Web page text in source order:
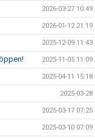
2026-03-27 10:49
2026-01-12 21:19
2025-12-09 11:43
2025-11-05 11:09
2025-04-11 15:18
2025-03-28
2025-03-17 07:25
2025-03-10 07:09